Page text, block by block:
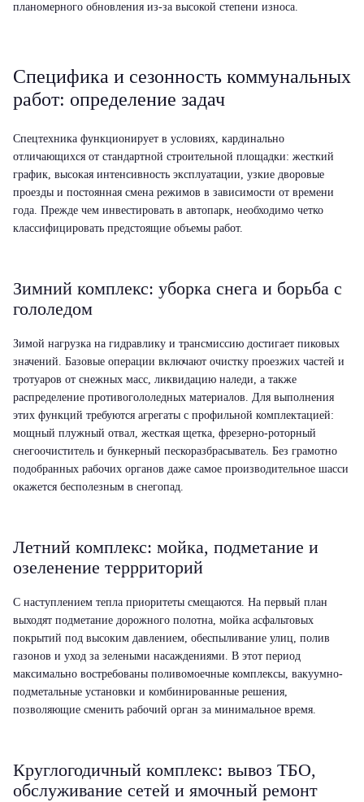
планомерного обновления из-за высокой степени износа.
Специфика и сезонность коммунальных
работ: определение задач
Спецтехника функционирует в условиях, кардинально
отличающихся от стандартной строительной площадки: жесткий
график, высокая интенсивность эксплуатации, узкие дворовые
проезды и постоянная смена режимов в зависимости от времени
года. Прежде чем инвестировать в автопарк, необходимо четко
классифицировать предстоящие объемы работ.
Зимний комплекс: уборка снега и борьба с
гололедом
Зимой нагрузка на гидравлику и трансмиссию достигает пиковых
значений. Базовые операции включают очистку проезжих частей и
тротуаров от снежных масс, ликвидацию наледи, а также
распределение противогололедных материалов. Для выполнения
этих функций требуются агрегаты с профильной комплектацией:
мощный плужный отвал, жесткая щетка, фрезерно-роторный
снегоочиститель и бункерный пескоразбрасыватель. Без грамотно
подобранных рабочих органов даже самое производительное шасси
окажется бесполезным в снегопад.
Летний комплекс: мойка, подметание и
озеленение террриторий
С наступлением тепла приоритеты смещаются. На первый план
выходят подметание дорожного полотна, мойка асфальтовых
покрытий под высоким давлением, обеспыливание улиц, полив
газонов и уход за зелеными насаждениями. В этот период
максимально востребованы поливомоечные комплексы, вакуумно-
подметальные установки и комбинированные решения,
позволяющие сменить рабочий орган за минимальное время.
Круглогодичный комплекс: вывоз ТБО,
обслуживание сетей и ямочный ремонт